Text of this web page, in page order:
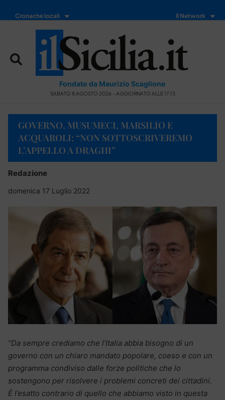
Cronache locali Il Network
Fondato da Maurizio Scaglione
SABATO 8 AGOSTO 2026 - AGGIORNATO ALLE 17:13
GOVERNO, MUSUMECI, MARSILIO E
ACQUAROLI: “NON SOTTOSCRIVEREMO
L’APPELLO A DRAGHI”
Redazione
domenica 17 Luglio 2022
“Da sempre crediamo che l’Italia abbia bisogno di un
governo con un chiaro mandato popolare, coeso e con un
programma condiviso dalle forze politiche che lo
sostengono per risolvere i problemi concreti dei cittadini.
È l’esatto contrario di quello che abbiamo visto in questa